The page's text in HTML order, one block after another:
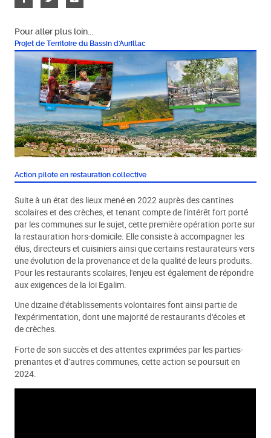
Projet de Territoire du Bassin d'Aurillac
Pour aller plus loin...
Action pilote en restauration collective
Suite à un état des lieux mené en 2022 auprès des cantines
scolaires et des crèches, et tenant compte de l'intérêt fort porté
par les communes sur le sujet, cette première opération porte sur
la restauration hors-domicile. Elle consiste à accompagner les
élus, directeurs et cuisiniers ainsi que certains restaurateurs vers
une évolution de la provenance et de la qualité de leurs produits.
Pour les restaurants scolaires, l'enjeu est également de répondre
aux exigences de la loi Egalim.
Une dizaine d'établissements volontaires font ainsi partie de
l'expérimentation, dont une majorité de restaurants d'écoles et
de crèches.
Forte de son succès et des attentes exprimées par les parties-
prenantes et d’autres communes, cette action se poursuit en
2024.